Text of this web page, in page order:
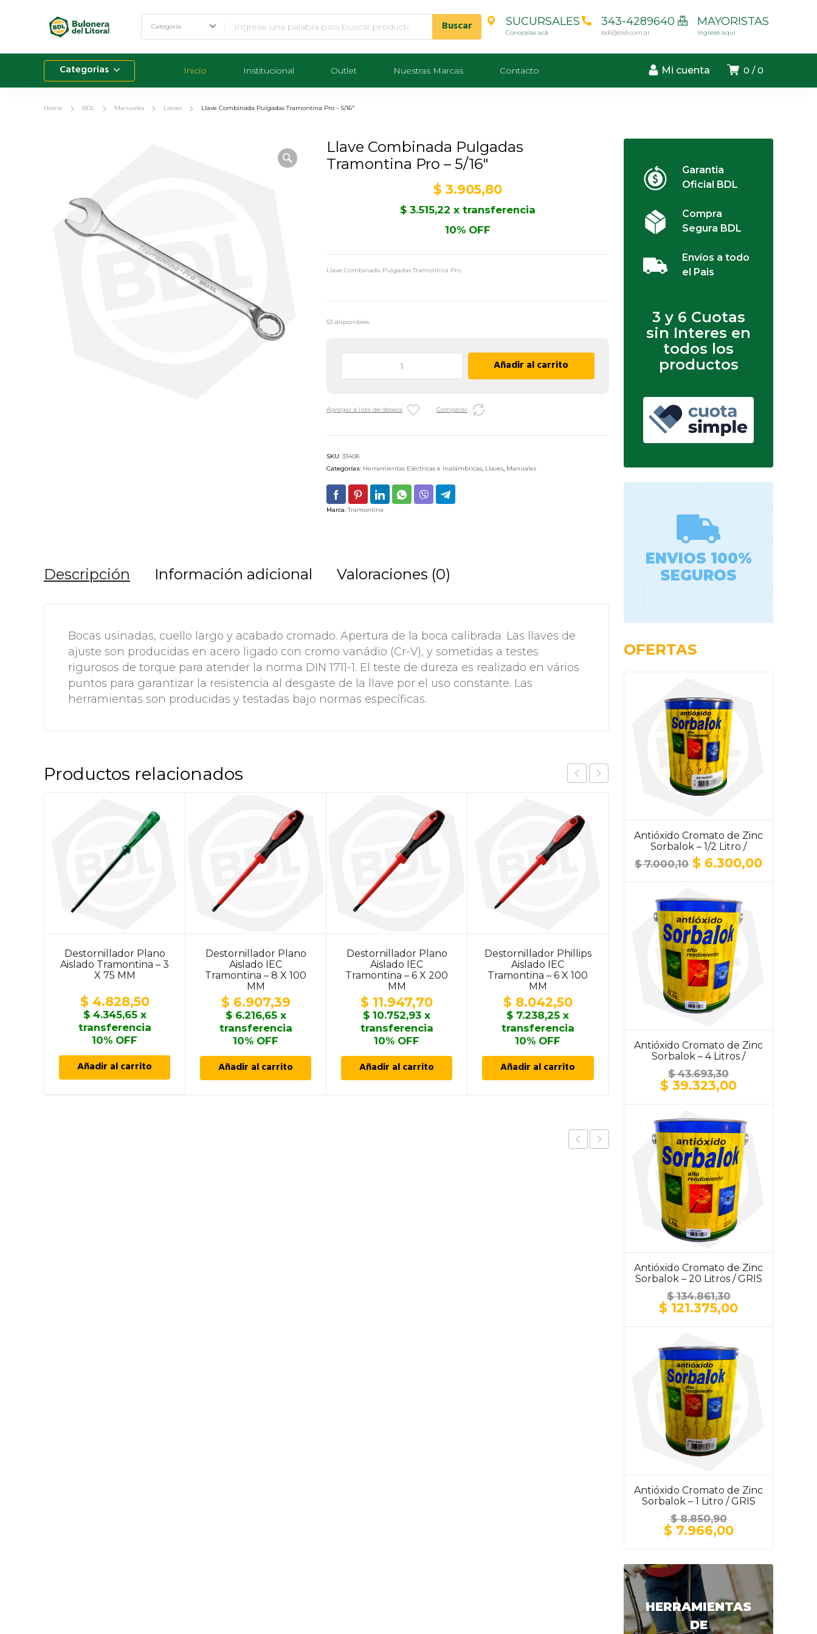
SUCURSALES
Conocelas acá
343-4289640
bdl@bld.com.ar
MAYORISTAS
Ingrese aqui
0 0
Mi cuenta
Categorias Inicio Institucional Outlet Nuestras Marcas Contacto
Home BDL Manuales Llaves Llave Combinada Pulgadas Tramontina Pro – 5/16″
Llave Combinada Pulgadas
Tramontina Pro – 5/16″
$ 3.905,80
$ 3.515,22 x transferencia
10% OFF
Llave Combinada Pulgadas Tramontina Pro
53 disponibles
Pro
cantidad
Añadir al carrito
Agregar a lista de deseos Comparar
SKU: 33408
Categorías: Herramientas Eléctricas e Inalámbricas, Llaves, Manuales
Marca:Tramontina
Descripción Información adicional Valoraciones (0)
Bocas usinadas, cuello largo y acabado cromado. Apertura de la boca calibrada. Las llaves de
ajuste son producidas en acero ligado con cromo vanádio (Cr-V), y sometidas a testes
rigurosos de torque para atender la norma DIN 1711-1. El teste de dureza es realizado en vários
puntos para garantizar la resistencia al desgaste de la llave por el uso constante. Las
herramientas son producidas y testadas bajo normas específicas.
Productos relacionados
Destornillador Plano
Aislado Tramontina – 3
X 75 MM
$ 4.828,50
$4.345,65x
transferencia
10% OFF
Añadir al carrito
Destornillador Plano
Aislado IEC
Tramontina – 8 X 100
MM
$ 6.907,39
$6.216,65x
transferencia
10% OFF
Añadir al carrito
Destornillador Plano
Aislado IEC
Tramontina – 6 X 200
MM
$ 11.947,70
$ 10.752,93 x
transferencia
10% OFF
Añadir al carrito
Destornillador Phillips
Aislado IEC
Tramontina – 6 X 100
MM
$ 8.042,50
$ 7.238,25 x
transferencia
10% OFF
Añadir al carrito
Rotomartillo Makita
HR5211C SDS MAX – 50
MM / 1500 W / 20 J
1.818.060,70
1.636.254,63x
10% OFF
Leer más
Garantia
Oficial BDL
Compra
Segura BDL
Envíos a todo
el Pais
3 y 6 Cuotas
sin Interes en
todos los
productos
ENVIOS 100%
SEGUROS
OFERTAS
Antióxido Cromato de Zinc
Sorbalok – 1/2 Litro /
ALUMINIO
$7.000,10 El
precio
era:
$ 7.000,10.
$ 6.300,00El
Antióxido Cromato de Zinc
Sorbalok – 4 Litros /
ALUMINIO
$43.693,30
El
precio
era:
$ 43.693,30.
$ 39.323,00El
es:
$ 39.323,00.
Antióxido Cromato de Zinc
Sorbalok – 20 Litros / GRIS
$134.861,30
El
precio
era:
$ 134.861,30.
$ 121.375,00El
es:
$
Antióxido Cromato de Zinc
Sorbalok – 1 Litro / GRIS
$8.850,90
El
precio
era:
$ 8.850,90.
$ 7.966,00El
es:
$ 7.966,00.
HERRAMIENTAS
DE